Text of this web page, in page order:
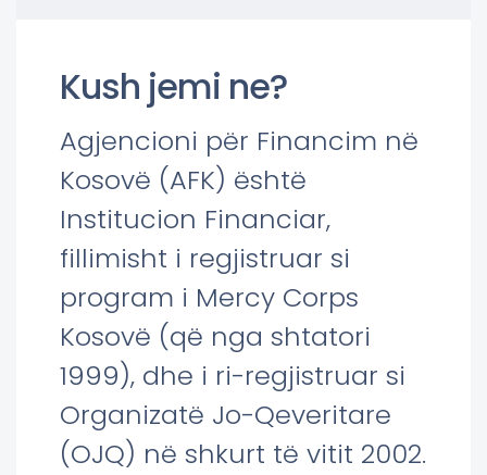
Kush jemi ne?
Agjencioni për Financim në
Kosovë (AFK) është
Institucion Financiar,
fillimisht i regjistruar si
program i Mercy Corps
Kosovë (që nga shtatori
1999), dhe i ri-regjistruar si
Organizatë Jo-Qeveritare
(OJQ) në shkurt të vitit 2002.